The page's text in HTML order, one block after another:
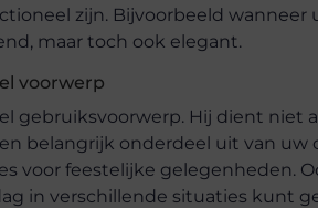
zijn. Bijvoorbeeld wanneer
maar toch ook elegant.
voorwerp
gebruiksvoorwerp. Hij dient niet
belangrijk onderdeel uit van
voor feestelijke gelegenheden.
in verschillende situaties kunt